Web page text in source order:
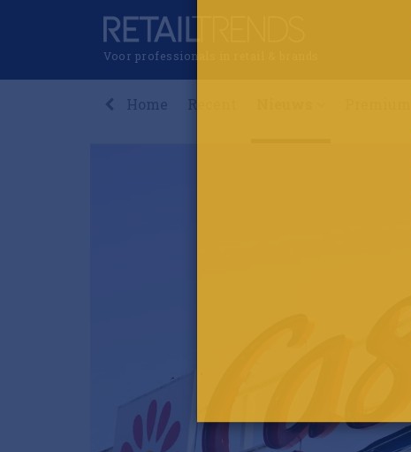
Voor professionals in retail & brands
Home Recent